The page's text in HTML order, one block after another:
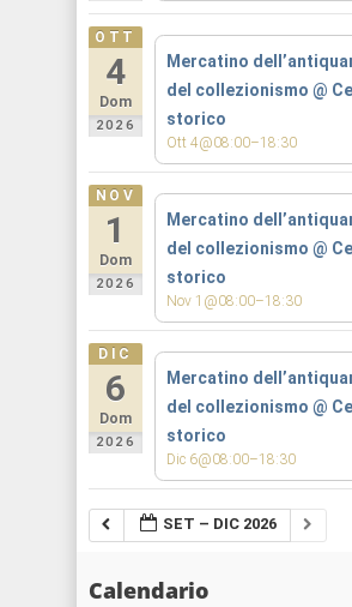
OTT
4
Dom
2026
Mercatino
del collezionismo @
storico
Ott 4@08:00–18:30
NOV
1
Dom
2026
Mercatino
del collezionismo @
storico
Nov 1@08:00–18:30
DIC
6
Dom
2026
Mercatino
del collezionismo @
storico
Dic 6@08:00–18:30
SET – DIC 2026
Calendario